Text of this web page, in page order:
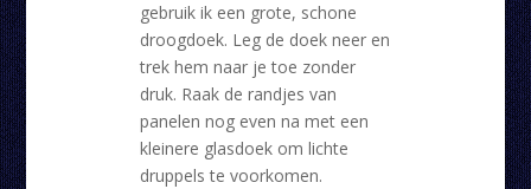
gebruik ik een grote, schone
droogdoek. Leg de doek neer en
trek hem naar je toe zonder
druk. Raak de randjes van
panelen nog even na met een
kleinere glasdoek om lichte
druppels te voorkomen.